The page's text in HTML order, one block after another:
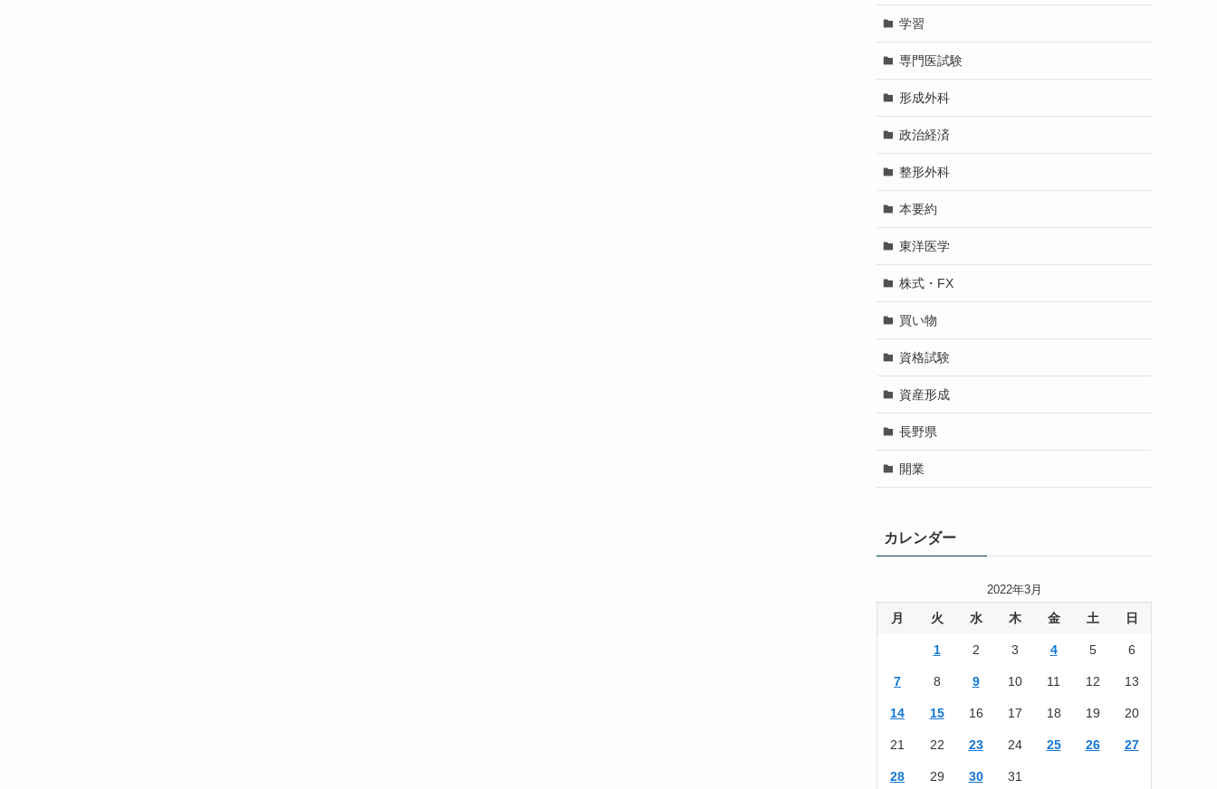
学習
専門医試験
形成外科
政治経済
整形外科
本要約
東洋医学
株式・FX
買い物
資格試験
資産形成
長野県
開業
カレンダー
2022年3月
月 火 水 木 金 土 日
1 2 3 4 5 6
7 8 9 10 11 12 13
14 15 16 17 18 19 20
21 22 23 24 25 26 27
28 29 30 31